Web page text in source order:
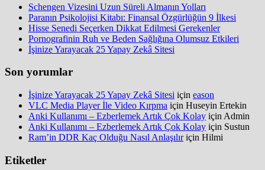
Schengen Vizesini Uzun Süreli Almanın Yolları
Paranın Psikolojisi Kitabı: Finansal Özgürlüğün 9 İlkesi
Hisse Senedi Seçerken Dikkat Edilmesi Gerekenler
Pornografinin Ruh ve Beden Sağlığına Olumsuz Etkileri
İşinize Yarayacak 25 Yapay Zekâ Sitesi
Son yorumlar
İşinize Yarayacak 25 Yapay Zekâ Sitesi için eason
VLC Media Player İle Video Kırpma için Huseyin Ertekin
Anki Kullanımı – Ezberlemek Artık Çok Kolay için Admin
Anki Kullanımı – Ezberlemek Artık Çok Kolay için Sustun
Ram’in DDR Kaç Olduğu Nasıl Anlaşılıriçin Hilmi
Etiketler